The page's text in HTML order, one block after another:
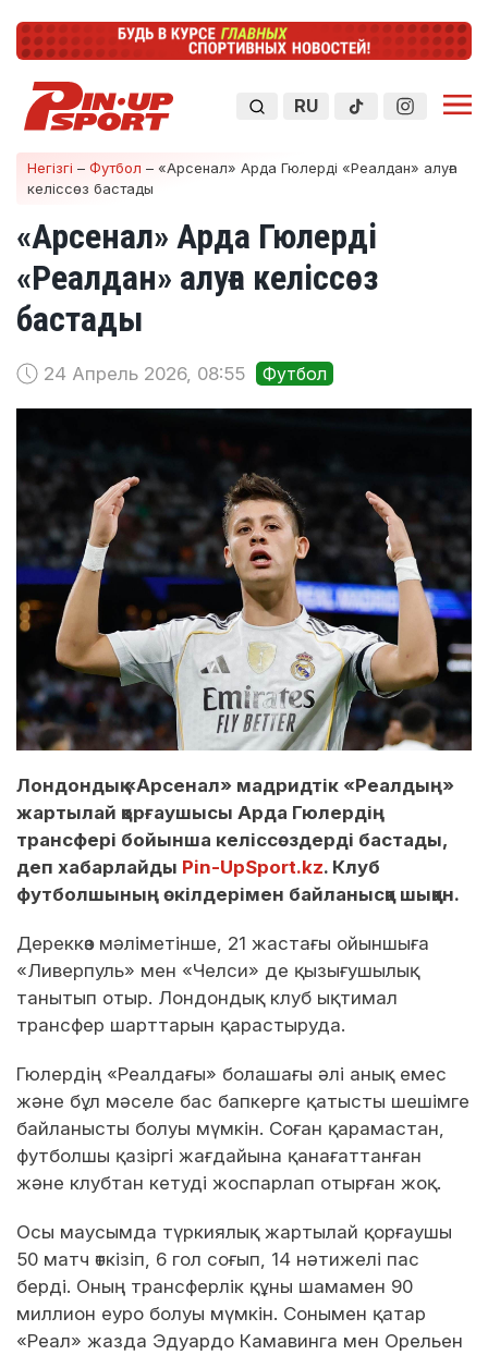
RU
Негізгі – Футбол – «Арсенал» Арда Гюлерді «Реалдан» алуға
келіссөз бастады
«Арсенал» Арда Гюлерді
«Реалдан» алуға келіссөз
бастады
24 Апрель 2026, 08:55 Футбол
Лондондық «Арсенал» мадридтік «Реалдың»
жартылай қорғаушысы Арда Гюлердің
трансфері бойынша келіссөздерді бастады,
деп хабарлайды Pin-UpSport.kz. Клуб
футболшының өкілдерімен байланысқа шыққан.
Дереккөз мәліметінше, 21 жастағы ойыншыға
«Ливерпуль» мен «Челси» де қызығушылық
танытып отыр. Лондондық клуб ықтимал
трансфер шарттарын қарастыруда.
Гюлердің «Реалдағы» болашағы әлі анық емес
және бұл мәселе бас бапкерге қатысты шешімге
байланысты болуы мүмкін. Соған қарамастан,
футболшы қазіргі жағдайына қанағаттанған
және клубтан кетуді жоспарлап отырған жоқ.
Осы маусымда түркиялық жартылай қорғаушы
50 матч өткізіп, 6 гол соғып, 14 нәтижелі пас
берді. Оның трансферлік құны шамамен 90
миллион еуро болуы мүмкін. Сонымен қатар
«Реал» жазда Эдуардо Камавинга мен Орельен